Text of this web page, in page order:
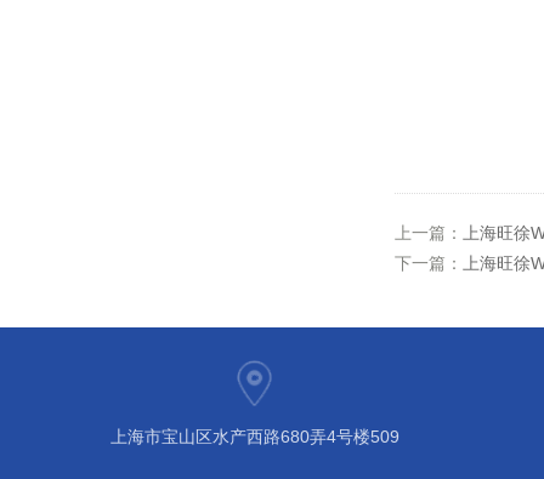
上一篇：
上海旺徐
下一篇：
上海旺徐
上海市宝山区水产西路680弄4号楼509